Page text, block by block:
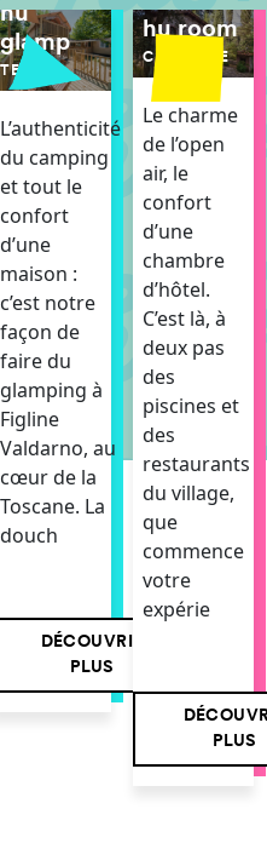
hu
glamp
TENTES
L’authenticité
du camping
et tout le
confort
d’une
maison :
c’est notre
façon de
faire du
glamping à
Figline
Valdarno, au
cœur de la
Toscane. La
douch
DÉCOUVRIR
PLUS
hu room
CHAMBRE
Le charme
de l’open
air, le
confort
d’une
chambre
d’hôtel.
C’est là, à
deux pas
des
piscines et
des
restaurants
du village,
que
commence
votre
expérie
PLUS